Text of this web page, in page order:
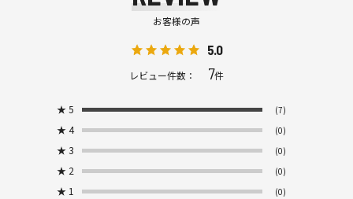
お客様の声
5.0
レビュー件数： 7件
★ 5 (7)
★ 4 (0)
★ 3 (0)
★ 2 (0)
★ 1 (0)